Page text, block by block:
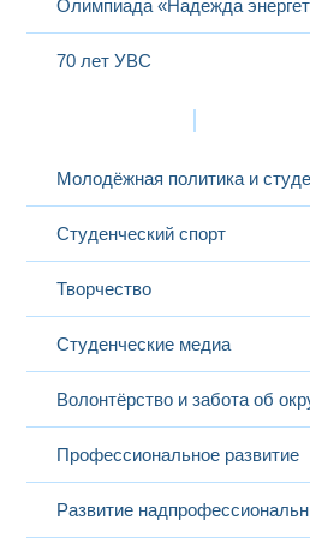
Олимпиада «Надежда
70 лет УВС
Молодёжная политика и
Студенческий спорт
Творчество
Студенческие медиа
Волонтёрство и забота об
Профессиональное развитие
Развитие